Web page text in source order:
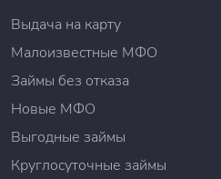
Выдача на карту
Малоизвестные МФО
Займы без отказа
Новые МФО
Выгодные займы
Круглосуточные займы